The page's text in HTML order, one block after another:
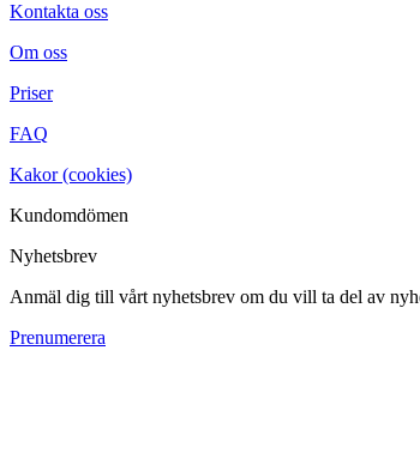
Kontakta oss
Om oss
Priser
FAQ
Kakor (cookies)
Kundomdömen
Nyhetsbrev
Anmäl dig till vårt nyhetsbrev om du vill ta del av
Prenumerera